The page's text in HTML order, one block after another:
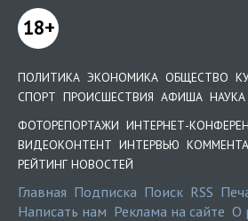
18+
ПОЛИТИКА ЭКОНОМИКА ОБЩЕСТВО
СПОРТ ПРОИСШЕСТВИЯ АФИША НАУКА
ФОТОРЕПОРТАЖИ ИНТЕРНЕТ-
ВИДЕОКОНТЕНТ ИНТЕРВЬЮ
РЕЙТИНГ НОВОСТЕЙ
Главная Подписка Поиск RSS
Написать нам Реклама на сайте О